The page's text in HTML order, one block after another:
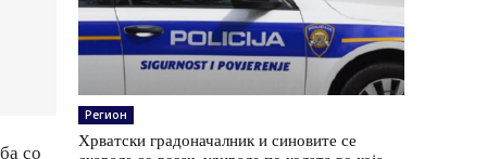
со
Регион
Хрватски градоначалник и синовите се